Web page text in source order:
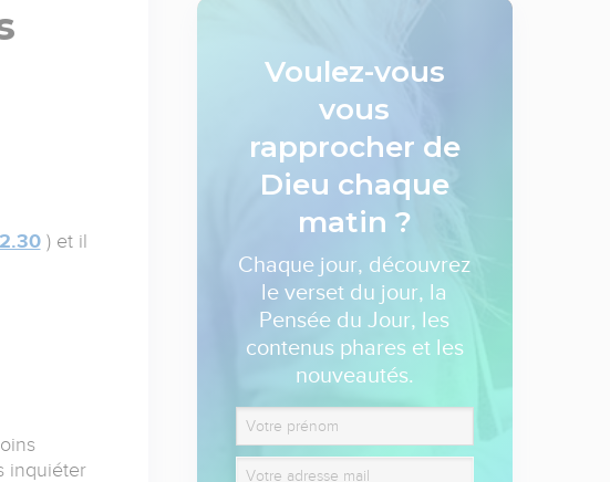
) et il
inquiéter
Voulez-vous
vous
rapprocher de
Dieu chaque
matin ?
Chaque jour, découvrez
le verset du jour, la
Pensée du Jour, les
contenus phares et les
nouveautés.